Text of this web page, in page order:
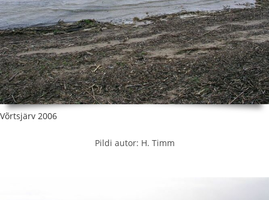
Võrtsjärv 2006
Pildi autor: H. Timm